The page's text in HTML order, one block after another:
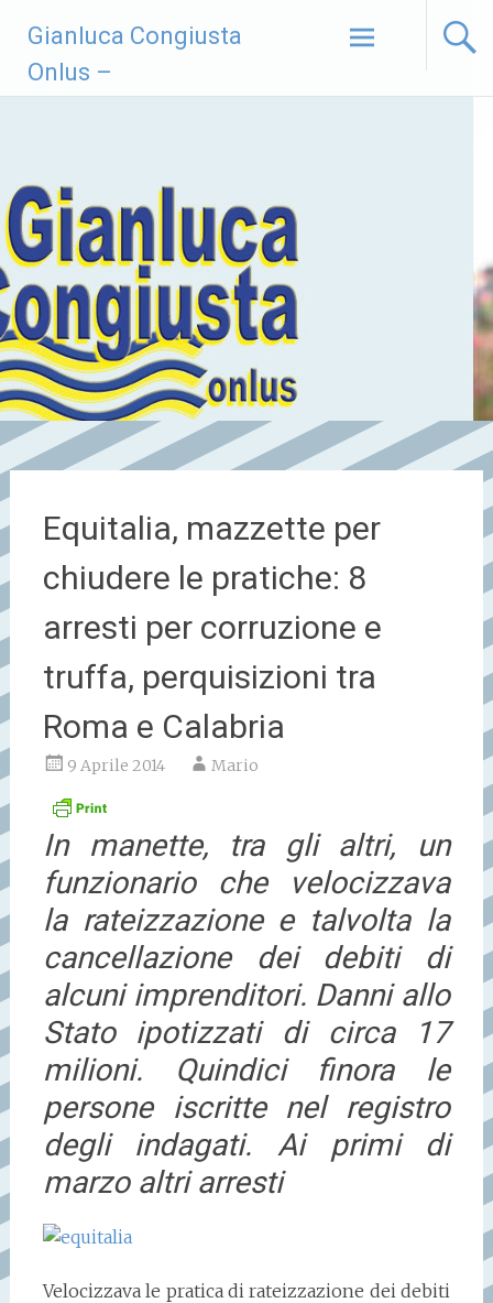
contenuto
Gianluca Congiusta
Onlus –
Equitalia, mazzette per
chiudere le pratiche: 8
arresti per corruzione e
truffa, perquisizioni tra
Roma e Calabria
9 Aprile 2014 Mario
In manette, tra gli altri, un
funzionario che velocizzava
la rateizzazione e talvolta la
cancellazione dei debiti di
alcuni imprenditori. Danni allo
Stato ipotizzati di circa 17
milioni. Quindici finora le
persone iscritte nel registro
degli indagati. Ai primi di
marzo altri arresti
Velocizzava le pratica di rateizzazione dei debiti